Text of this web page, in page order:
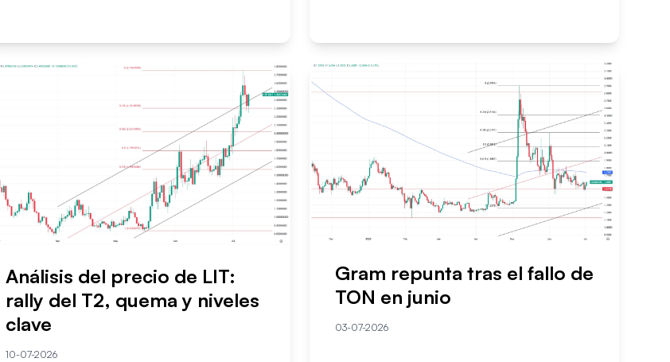
Análisis del precio de LIT:
rally del T2, quema y niveles
clave
10-07-2026
Gram repunta tras el fallo de
TON en junio
03-07-2026